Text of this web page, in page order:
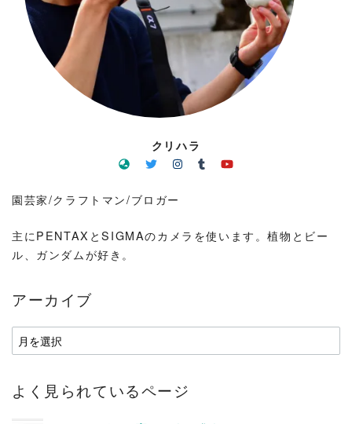
クリハラ
園芸家/クラフトマン/ブロガー
主にPENTAXとSIGMAのカメラを使います。植物とビー
ル、ガンダムが好き。
アーカイブ
ア
ー
イ
よく見られているページ